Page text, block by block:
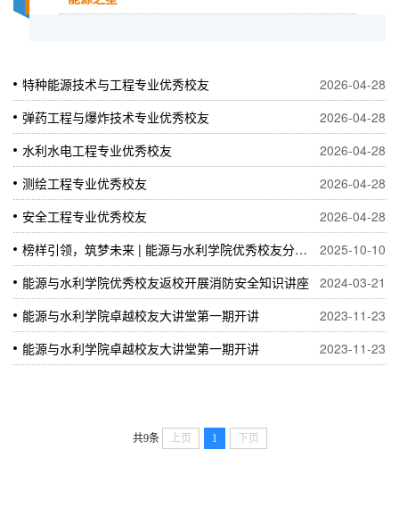
2026-04-28
特种能源技术与工程专业优秀校友
2026-04-28
弹药工程与爆炸技术专业优秀校友
2026-04-28
水利水电工程专业优秀校友
2026-04-28
测绘工程专业优秀校友
2026-04-28
安全工程专业优秀校友
2025-10-10
榜样引领，筑梦未来 | 能源与水利学院优秀校友分享成长经验
2024-03-21
能源与水利学院优秀校友返校开展消防安全知识讲座
2023-11-23
能源与水利学院卓越校友大讲堂第一期开讲
2023-11-23
能源与水利学院卓越校友大讲堂第一期开讲
共9条 上页 1 下页